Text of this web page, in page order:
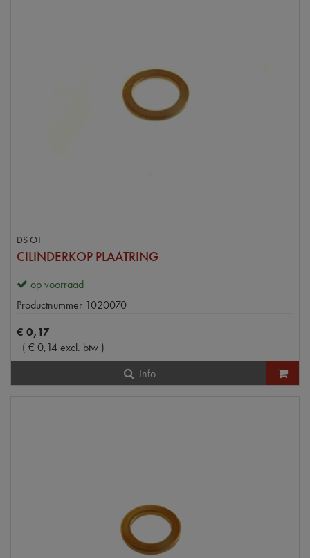
DS OT
CILINDERKOP PLAATRING
op voorraad
Productnummer 1020070
€ 0,17
( €0,14excl. btw )
Info